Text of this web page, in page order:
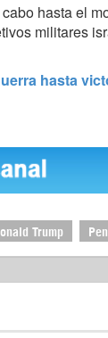
hasta el
militares
hasta
Trump